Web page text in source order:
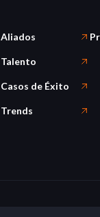
Aliados
Talento
Casos de Éxito
Trends